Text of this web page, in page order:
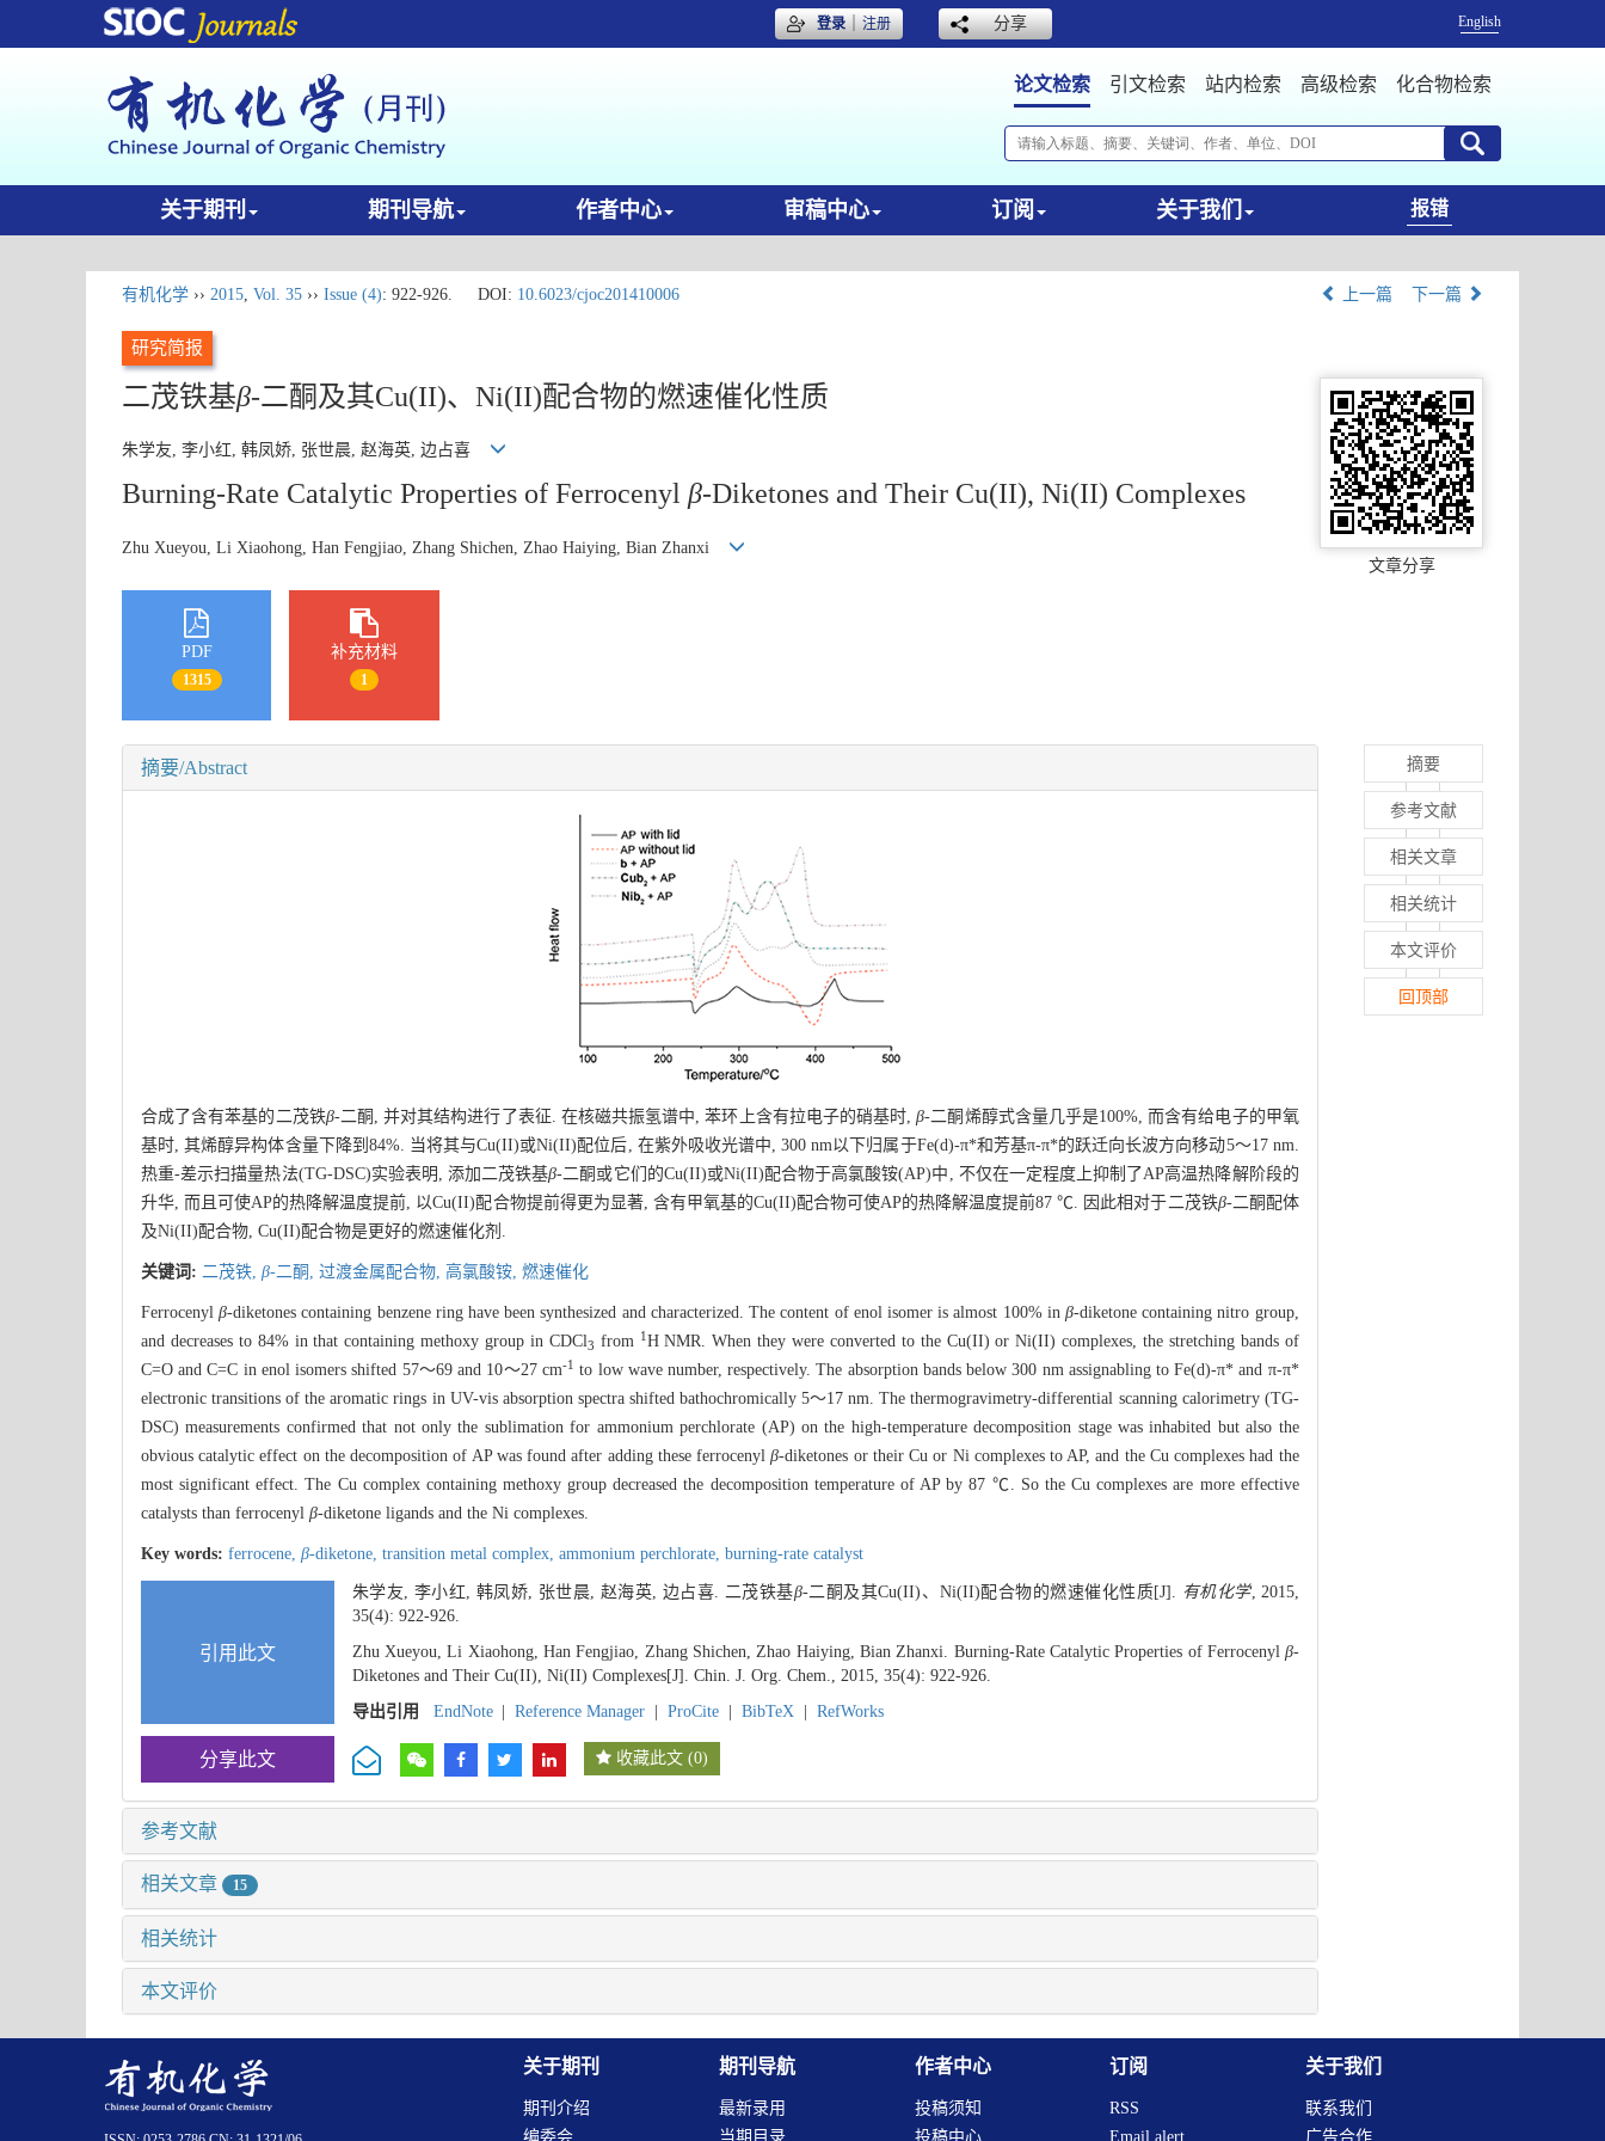
登录｜注册 分享 English
论文检索 引文检索 站内检索 高级检索 化合物检索
关于期刊 期刊导航 作者中心 审稿中心 订阅 关于我们 报错
有机化学 ›› 2015, Vol. 35 ›› Issue (4): 922-926. DOI: 10.6023/cjoc201410006 上一篇 下一篇
研究简报
二茂铁基β-二酮及其Cu(II)、Ni(II)配合物的燃速催化性质
朱学友, 李小红, 韩凤娇, 张世晨, 赵海英, 边占喜
Burning-Rate Catalytic Properties of Ferrocenyl β-Diketones and Their Cu(II), Ni(II) Complexes
Zhu Xueyou, Li Xiaohong, Han Fengjiao, Zhang Shichen, Zhao Haiying, Bian Zhanxi
文章分享
PDF
1315
补充材料
1
摘要/Abstract
合成了含有苯基的二茂铁β-二酮, 并对其结构进行了表征. 在核磁共振氢谱中, 苯环上含有拉电子的硝基时,β-二酮烯醇式含量几乎是100%, 而含有给电子的甲氧
基时, 其烯醇异构体含量下降到84%. 当将其与Cu(II)或Ni(II)配位后, 在紫外吸收光谱中, 300 nm以下归属于Fe(d)-π*和芳基π-π*的跃迁向长波方向移动5～17 nm.
热重-差示扫描量热法(TG-DSC)实验表明, 添加二茂铁基β-二酮或它们的Cu(II)或Ni(II)配合物于高氯酸铵(AP)中, 不仅在一定程度上抑制了AP高温热降解阶段的
升华, 而且可使AP的热降解温度提前, 以Cu(II)配合物提前得更为显著, 含有甲氧基的Cu(II)配合物可使AP的热降解温度提前87 ℃. 因此相对于二茂铁β-二酮配体
及Ni(II)配合物, Cu(II)配合物是更好的燃速催化剂.
关键词: 二茂铁, β-二酮, 过渡金属配合物, 高氯酸铵, 燃速催化
Ferrocenylβ-diketones containing benzene ring have been synthesized and characterized. The content of enol isomer is almost 100% inβ-diketone containing nitro group,
and decreases to 84% in that containing methoxy group in CDCl3 from 1 H NMR. When they were converted to the Cu(II) or Ni(II) complexes, the stretching bands of
C=O and C=C in enol isomers shifted 57～69 and 10～27 cm-1
to low wave number, respectively. The absorption bands below 300 nm assignabling to Fe(d)-π* and π-π*
electronic transitions of the aromatic rings in UV-vis absorption spectra shifted bathochromically 5～17 nm. The thermogravimetry-differential scanning calorimetry (TG-
DSC) measurements confirmed that not only the sublimation for ammonium perchlorate (AP) on the high-temperature decomposition stage was inhabited but also the
obvious catalytic effect on the decomposition of AP was found after adding these ferrocenylβ-diketones or their Cu or Ni complexes to AP, and the Cu complexes had the
most significant effect. The Cu complex containing methoxy group decreased the decomposition temperature of AP by 87 ℃. So the Cu complexes are more effective
catalysts than ferrocenyl β-diketone ligands and the Ni complexes.
Key words: ferrocene, β-diketone, transition metal complex, ammonium perchlorate, burning-rate catalyst
引用此文
朱学友, 李小红, 韩凤娇, 张世晨, 赵海英, 边占喜. 二茂铁基β-二酮及其Cu(II)、Ni(II)配合物的燃速催化性质[J]. 有机化学, 2015,
35(4): 922-926.
Zhu Xueyou, Li Xiaohong, Han Fengjiao, Zhang Shichen, Zhao Haiying, Bian Zhanxi. Burning-Rate Catalytic Properties of Ferrocenylβ-
Diketones and Their Cu(II), Ni(II) Complexes[J]. Chin. J. Org. Chem., 2015, 35(4): 922-926.
导出引用
EndNote Reference Manager ProCite BibTeX RefWorks
分享此文 收藏此文 (0)
参考文献
相关文章 15
相关统计
本文评价
摘要
参考文献
相关文章
相关统计
本文评价
回顶部
关于期刊
期刊介绍
编委会
期刊导航
最新录用
当期目录
作者中心
投稿须知
投稿中心
订阅
RSS
Email alert
关于我们
联系我们
广告合作